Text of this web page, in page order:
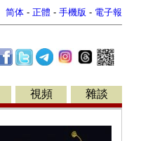
简体 - 正體 - 手機版 - 電子報
視頻 雜談